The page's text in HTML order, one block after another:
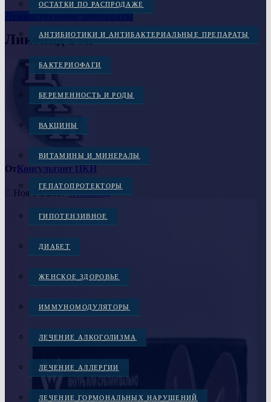
ОСТАТКИ ПО РАСПРОДАЖЕ
АНТИБИОТИКИ И АНТИБАКТЕРИАЛЬНЫЕ ПРЕПАРАТЫ
БАКТЕРИОФАГИ
БЕРЕМЕННОСТЬ И РОДЫ
ВАКЦИНЫ
ВИТАМИНЫ И МИНЕРАЛЫ
ГЕПАТОПРОТЕКТОРЫ
ГИПОТЕНЗИВНОЕ
ДИАБЕТ
ЖЕНСКОЕ ЗДОРОВЬЕ
ИММУНОМОДУЛЯТОРЫ
ЛЕЧЕНИЕ АЛКОГОЛИЗМА
ЛЕЧЕНИЕ АЛЛЕРГИИ
ЛЕЧЕНИЕ ГОРМОНАЛЬНЫХ НАРУШЕНИЙ
Лекарственные препараты
Ликопид 1 мг
ОтКонсультант ЦКИ
Ноя 14, 2017#Ликопид